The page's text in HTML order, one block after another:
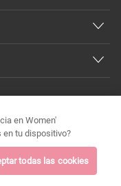
2026 ©
en Women'
en tu dispositivo?
todas las cookies